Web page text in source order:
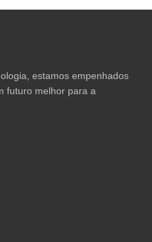
estamos empenhados
futuro melhor para a